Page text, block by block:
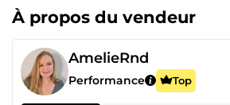
À propos du vendeur
AmelieRnd
Performance Top